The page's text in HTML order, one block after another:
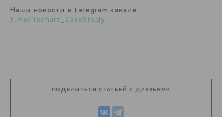
Наши новости в telegram канале:
t.me/Techart_CaseStudy
ПОДЕЛИТЬСЯ СТАТЬЕЙ С ДРУЗЬЯМИ